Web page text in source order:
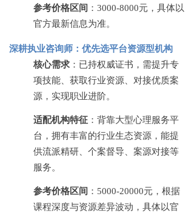
参考价格区间 ： 3000-8000元，具体以
官方最新信息为准。
深耕执业咨询师：优先选平台资源型机构
核心需求 ：已持权威证书，需提升专
项技能、获取行业资源、对接优质案
源，实现职业进阶。
适配机构特征 ：背靠大型心理服务平
台，拥有丰富的行业生态资源，能提
供流派精研、个案督导、案源对接等
服务。
参考价格区间 ： 5000-20000元，根据
课程深度与资源差异波动，具体以官